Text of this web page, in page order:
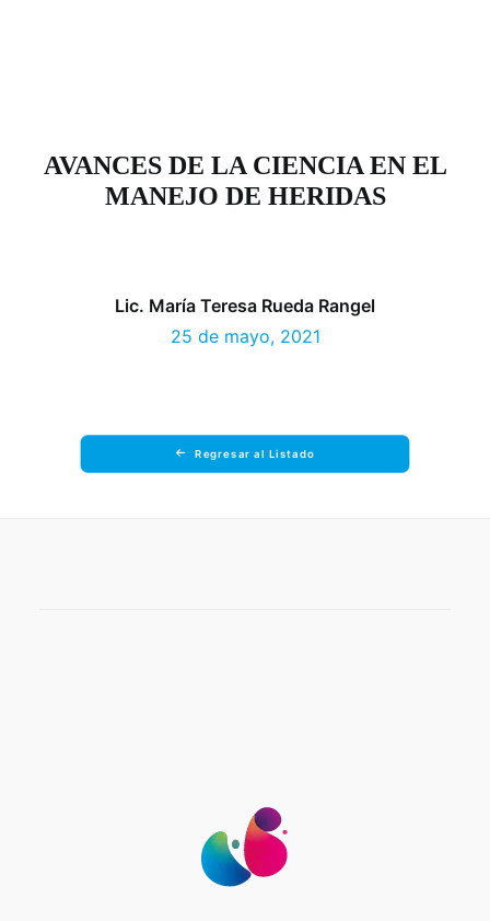
AVANCES DE LA CIENCIA EN EL
MANEJO DE HERIDAS
Lic. María Teresa Rueda Rangel
25 de mayo, 2021
Regresar al Listado